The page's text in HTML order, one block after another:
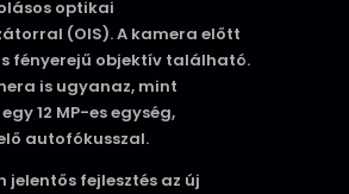
optikai
(OIS). A kamera előtt
fényerejű objektív található.
is ugyanaz, mint
12 MP-es egység,
autofókusszal.
jelentős fejlesztés az új